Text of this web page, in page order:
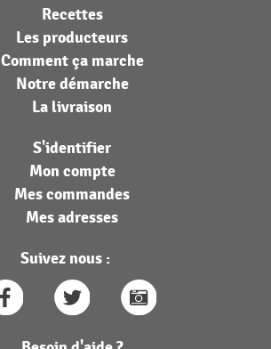
Recettes
Les producteurs
Comment ça marche
Notre démarche
La livraison
S'identifier
Mon compte
Mes commandes
Mes adresses
Suivez nous :